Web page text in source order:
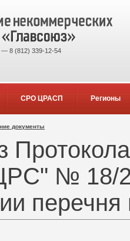
8 (812) 339-12-54
СРО ЦРАСП Регионы
документы
№ 18/
перечня